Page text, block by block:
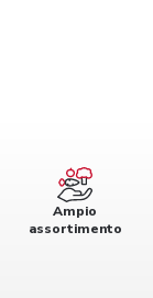
Ampio
assortimento